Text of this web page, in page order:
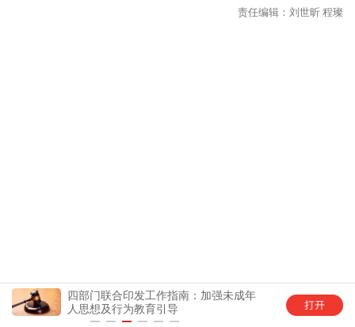
工作指南：加强未成年
育引导
中国青年报客户端全新5.0版上线